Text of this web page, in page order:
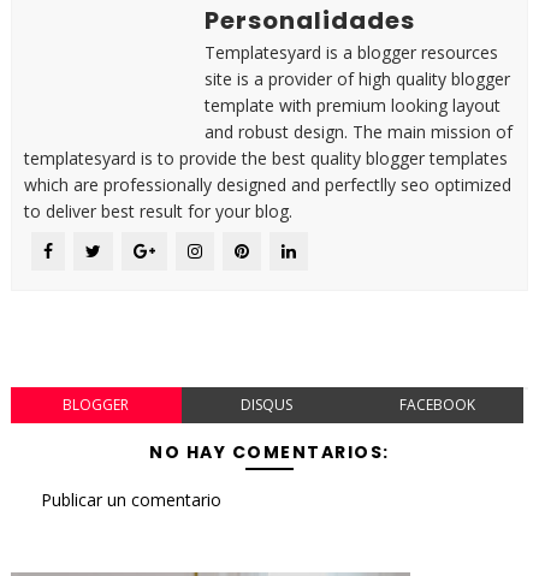
Personalidades
Templatesyard is a blogger resources
site is a provider of high quality blogger
template with premium looking layout
and robust design. The main mission of
templatesyard is to provide the best quality blogger templates
which are professionally designed and perfectlly seo optimized
to deliver best result for your blog.
BLOGGER DISQUS FACEBOOK
NO HAY COMENTARIOS:
Publicar un comentario